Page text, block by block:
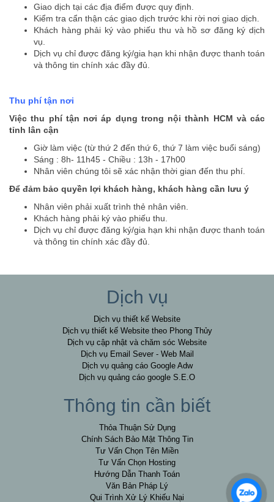
Giao dịch tại các địa điểm được quy định.
Kiểm tra cẩn thận các giao dịch trước khi rời nơi giao dịch.
Khách hàng phải ký vào phiếu thu và hồ sơ đăng ký dịch
vụ.
Dịch vụ chỉ được đăng ký/gia hạn khi nhận được thanh toán
và thông tin chính xác đầy đủ.
Thu phí tận nơi
Việc thu phí tận nơi áp dụng trong nội thành HCM và các
tỉnh lân cận
Giờ làm việc (từ thứ 2 đến thứ 6, thứ 7 làm việc buổi sáng)
Sáng : 8h- 11h45 - Chiều : 13h - 17h00
Nhân viên chúng tôi sẽ xác nhận thời gian đến thu phí.
Để đảm bảo quyền lợi khách hàng, khách hàng cần lưu ý
Nhân viên phải xuất trình thẻ nhân viên.
Khách hàng phải ký vào phiếu thu.
Dịch vụ chỉ được đăng ký/gia hạn khi nhận được thanh toán
và thông tin chính xác đầy đủ.
Dịch vụ
Dịch vụ thiết kế Website
Dịch vụ thiết kế Website theo Phong Thủy
Dịch vụ cập nhật và chăm sóc Website
Dịch vụ Email Sever - Web Mail
Dịch vụ quảng cáo Google Adw
Dịch vụ quảng cáo google S.E.O
Thông tin cần biết
Thỏa Thuận Sử Dụng
Chính Sách Bảo Mật Thông Tin
Tư Vấn Chọn Tên Miền
Tư Vấn Chọn Hosting
Hướng Dẫn Thanh Toán
Văn Bản Pháp Lý
Qui Trình Xử Lý Khiếu Nại